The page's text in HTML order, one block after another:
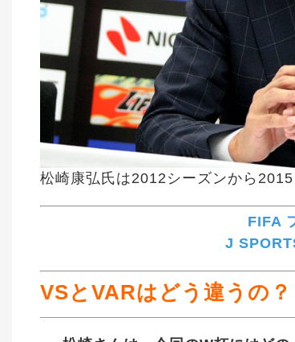
松崎康弘氏は2012シーズンから
FIFA
J
VSとVARはどう違うの？